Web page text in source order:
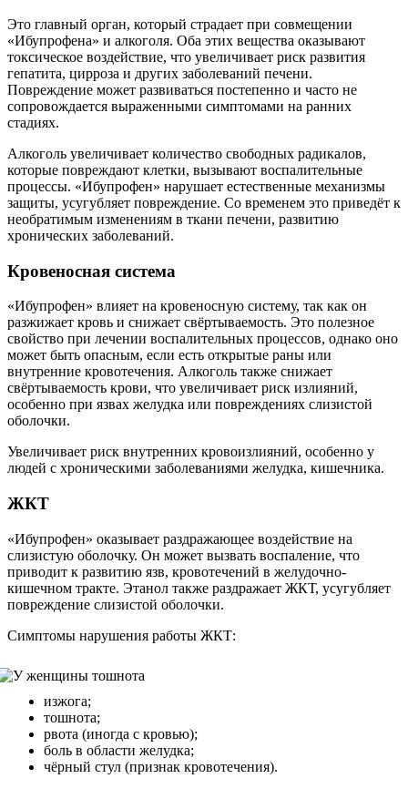
Это главный орган, который страдает при совмещении
«Ибупрофена» и алкоголя. Оба этих вещества оказывают
токсическое воздействие, что увеличивает риск развития
гепатита, цирроза и других заболеваний печени.
Повреждение может развиваться постепенно и часто не
сопровождается выраженными симптомами на ранних
стадиях.
Алкоголь увеличивает количество свободных радикалов,
которые повреждают клетки, вызывают воспалительные
процессы. «Ибупрофен» нарушает естественные механизмы
защиты, усугубляет повреждение. Со временем это приведёт к
необратимым изменениям в ткани печени, развитию
хронических заболеваний.
Кровеносная система
«Ибупрофен» влияет на кровеносную систему, так как он
разжижает кровь и снижает свёртываемость. Это полезное
свойство при лечении воспалительных процессов, однако оно
может быть опасным, если есть открытые раны или
внутренние кровотечения. Алкоголь также снижает
свёртываемость крови, что увеличивает риск излияний,
особенно при язвах желудка или повреждениях слизистой
оболочки.
Увеличивает риск внутренних кровоизлияний, особенно у
людей с хроническими заболеваниями желудка, кишечника.
ЖКТ
«Ибупрофен» оказывает раздражающее воздействие на
слизистую оболочку. Он может вызвать воспаление, что
приводит к развитию язв, кровотечений в желудочно-
кишечном тракте. Этанол также раздражает ЖКТ, усугубляет
повреждение слизистой оболочки.
Симптомы нарушения работы ЖКТ:
изжога;
тошнота;
рвота (иногда с кровью);
боль в области желудка;
чёрный стул (признак кровотечения).